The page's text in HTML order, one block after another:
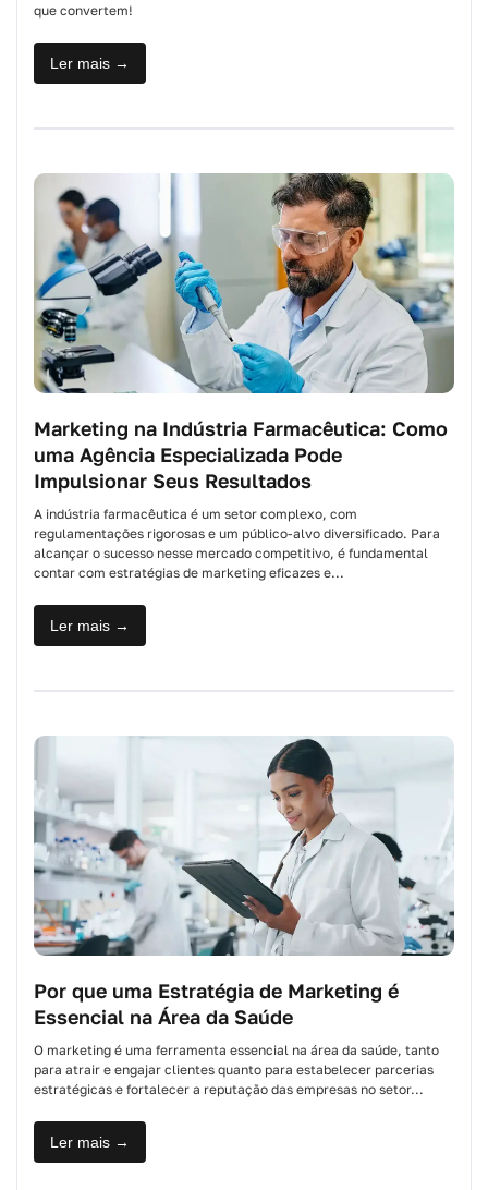
que convertem!
Ler mais →
Marketing na Indústria Farmacêutica: Como
uma Agência Especializada Pode
Impulsionar Seus Resultados
A indústria farmacêutica é um setor complexo, com
regulamentações rigorosas e um público-alvo diversificado. Para
alcançar o sucesso nesse mercado competitivo, é fundamental
contar com estratégias de marketing eficazes e...
Ler mais →
Por que uma Estratégia de Marketing é
Essencial na Área da Saúde
O marketing é uma ferramenta essencial na área da saúde, tanto
para atrair e engajar clientes quanto para estabelecer parcerias
estratégicas e fortalecer a reputação das empresas no setor...
Ler mais →